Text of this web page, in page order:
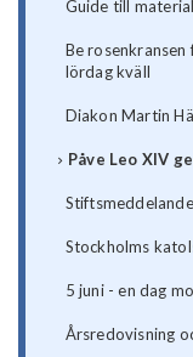
Guide till
Be
lördag kväll
Diakon Martin
Påve Leo XIV
Stockholms
5 juni - en dag
Årsredovisning